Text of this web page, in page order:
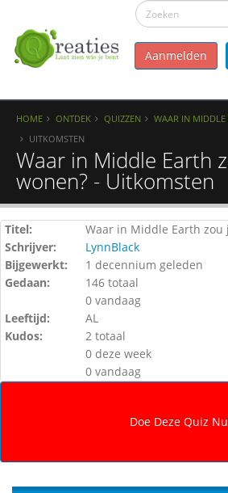
Aanmelden
HOME ONTDEK QUIZZEN
WAAR IN MIDDLE
UITKOMSTEN
Waar in Middle Earth
wonen? - Uitkomsten
Titel:
Waar in Middle Earth zou
Schrijver:
LynnBlack
Bijgewerkt:
1 decennium geleden
Gedaan:
146 totaal
0 vandaag
Leeftijd:
AL
Kudos:
2 totaal
0 deze week
0 vandaag